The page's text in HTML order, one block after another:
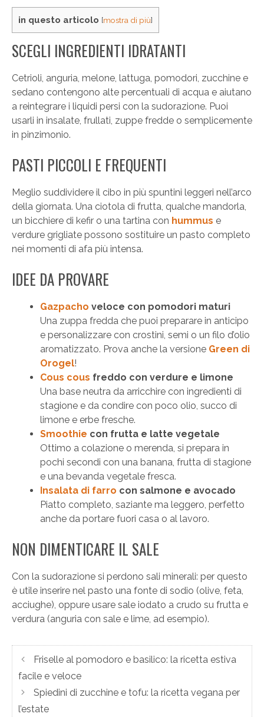
in questo articolo [mostra di più]
SCEGLI INGREDIENTI IDRATANTI
Cetrioli, anguria, melone, lattuga, pomodori, zucchine e
sedano contengono alte percentuali di acqua e aiutano
a reintegrare i liquidi persi con la sudorazione. Puoi
usarli in insalate, frullati, zuppe fredde o semplicemente
in pinzimonio.
PASTI PICCOLI E FREQUENTI
Meglio suddividere il cibo in più spuntini leggeri nell’arco
della giornata. Una ciotola di frutta, qualche mandorla,
un bicchiere di kefir o una tartina con hummus e
verdure grigliate possono sostituire un pasto completo
nei momenti di afa più intensa.
IDEE DA PROVARE
Gazpacho veloce con pomodori maturi
Una zuppa fredda che puoi preparare in anticipo
e personalizzare con crostini, semi o un filo d’olio
aromatizzato. Prova anche la versione Green di
Orogel!
Cous cous freddo con verdure e limone
Una base neutra da arricchire con ingredienti di
stagione e da condire con poco olio, succo di
limone e erbe fresche.
Smoothie con frutta e latte vegetale
Ottimo a colazione o merenda, si prepara in
pochi secondi con una banana, frutta di stagione
e una bevanda vegetale fresca.
Insalata di farro con salmone e avocado
Piatto completo, saziante ma leggero, perfetto
anche da portare fuori casa o al lavoro.
NON DIMENTICARE IL SALE
Con la sudorazione si perdono sali minerali: per questo
è utile inserire nel pasto una fonte di sodio (olive, feta,
acciughe), oppure usare sale iodato a crudo su frutta e
verdura (anguria con sale e lime, ad esempio).
Friselle al pomodoro e basilico: la ricetta estiva
facile e veloce
Spiedini di zucchine e tofu: la ricetta vegana per
l’estate